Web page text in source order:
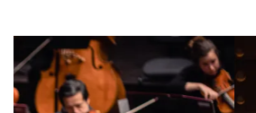
Passer